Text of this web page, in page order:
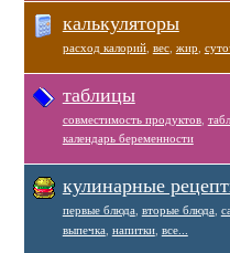
калькуляторы
расход калорий, вес, жир
таблицы
совместимость продуктов,
календарь беременности
кулинарные
первые блюда вторые блюда
выпечка напитки, все...